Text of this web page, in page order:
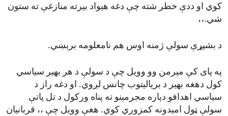
کوي او ددې خطر شته چې دغه هیواد بیرته منازغې ته ستون
شي.،،
د بشپړې سولې ژمنه اوس هم نامعلومه برېښي.
په پای کې میرمن وو وویل چې د سولې د هر بهیر سیاسي
کول دهغه بهیر د بریالیتوب چانس لږوي. او دغه راز د
سیاسي اهدافو دپاره مجرمینو ته پناه ورکول د تل پاتې
سولې ټول امیدونه کمزوري کوي. هغې وویل چې ،، قربانیان